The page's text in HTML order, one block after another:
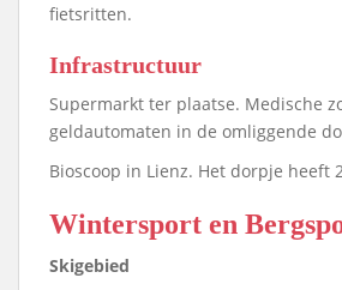
fietsritten.
Infrastructuur
Supermarkt ter plaatse. Medische
geldautomaten in de omliggende
Bioscoop in Lienz. Het dorpje heeft
Wintersport en
Skigebied